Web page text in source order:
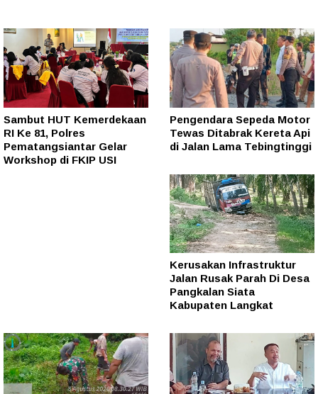
Sambut HUT Kemerdekaan
RI Ke 81, Polres
Pematangsiantar Gelar
Workshop di FKIP USI
Pengendara Sepeda Motor
Tewas Ditabrak Kereta Api
di Jalan Lama Tebingtinggi
Kerusakan Infrastruktur
Jalan Rusak Parah Di Desa
Pangkalan Siata
Kabupaten Langkat